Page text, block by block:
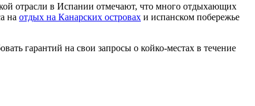
отрасли в Испании отмечают, что много отдыхающих
на отдых на Канарских островах и испанском побережье
гарантий на свои запросы о койко-местах в течение